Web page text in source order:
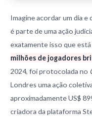
Imagine acordar um dia e
é parte de uma ação
exatamente isso que
milhões de jogadores
2024, foi protocolada no
Londres uma ação
aproximadamente US$
criadora da plataforma